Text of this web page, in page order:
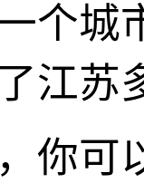
个城
江苏
你可